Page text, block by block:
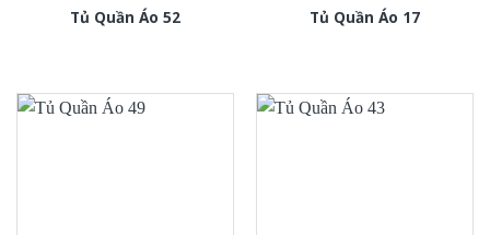
Tủ Quần Áo 52 Tủ Quần Áo 17